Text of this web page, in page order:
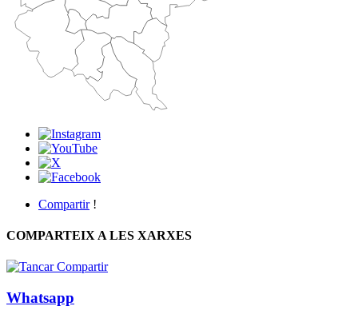
Compartir !
COMPARTEIX A LES XARXES
Whatsapp